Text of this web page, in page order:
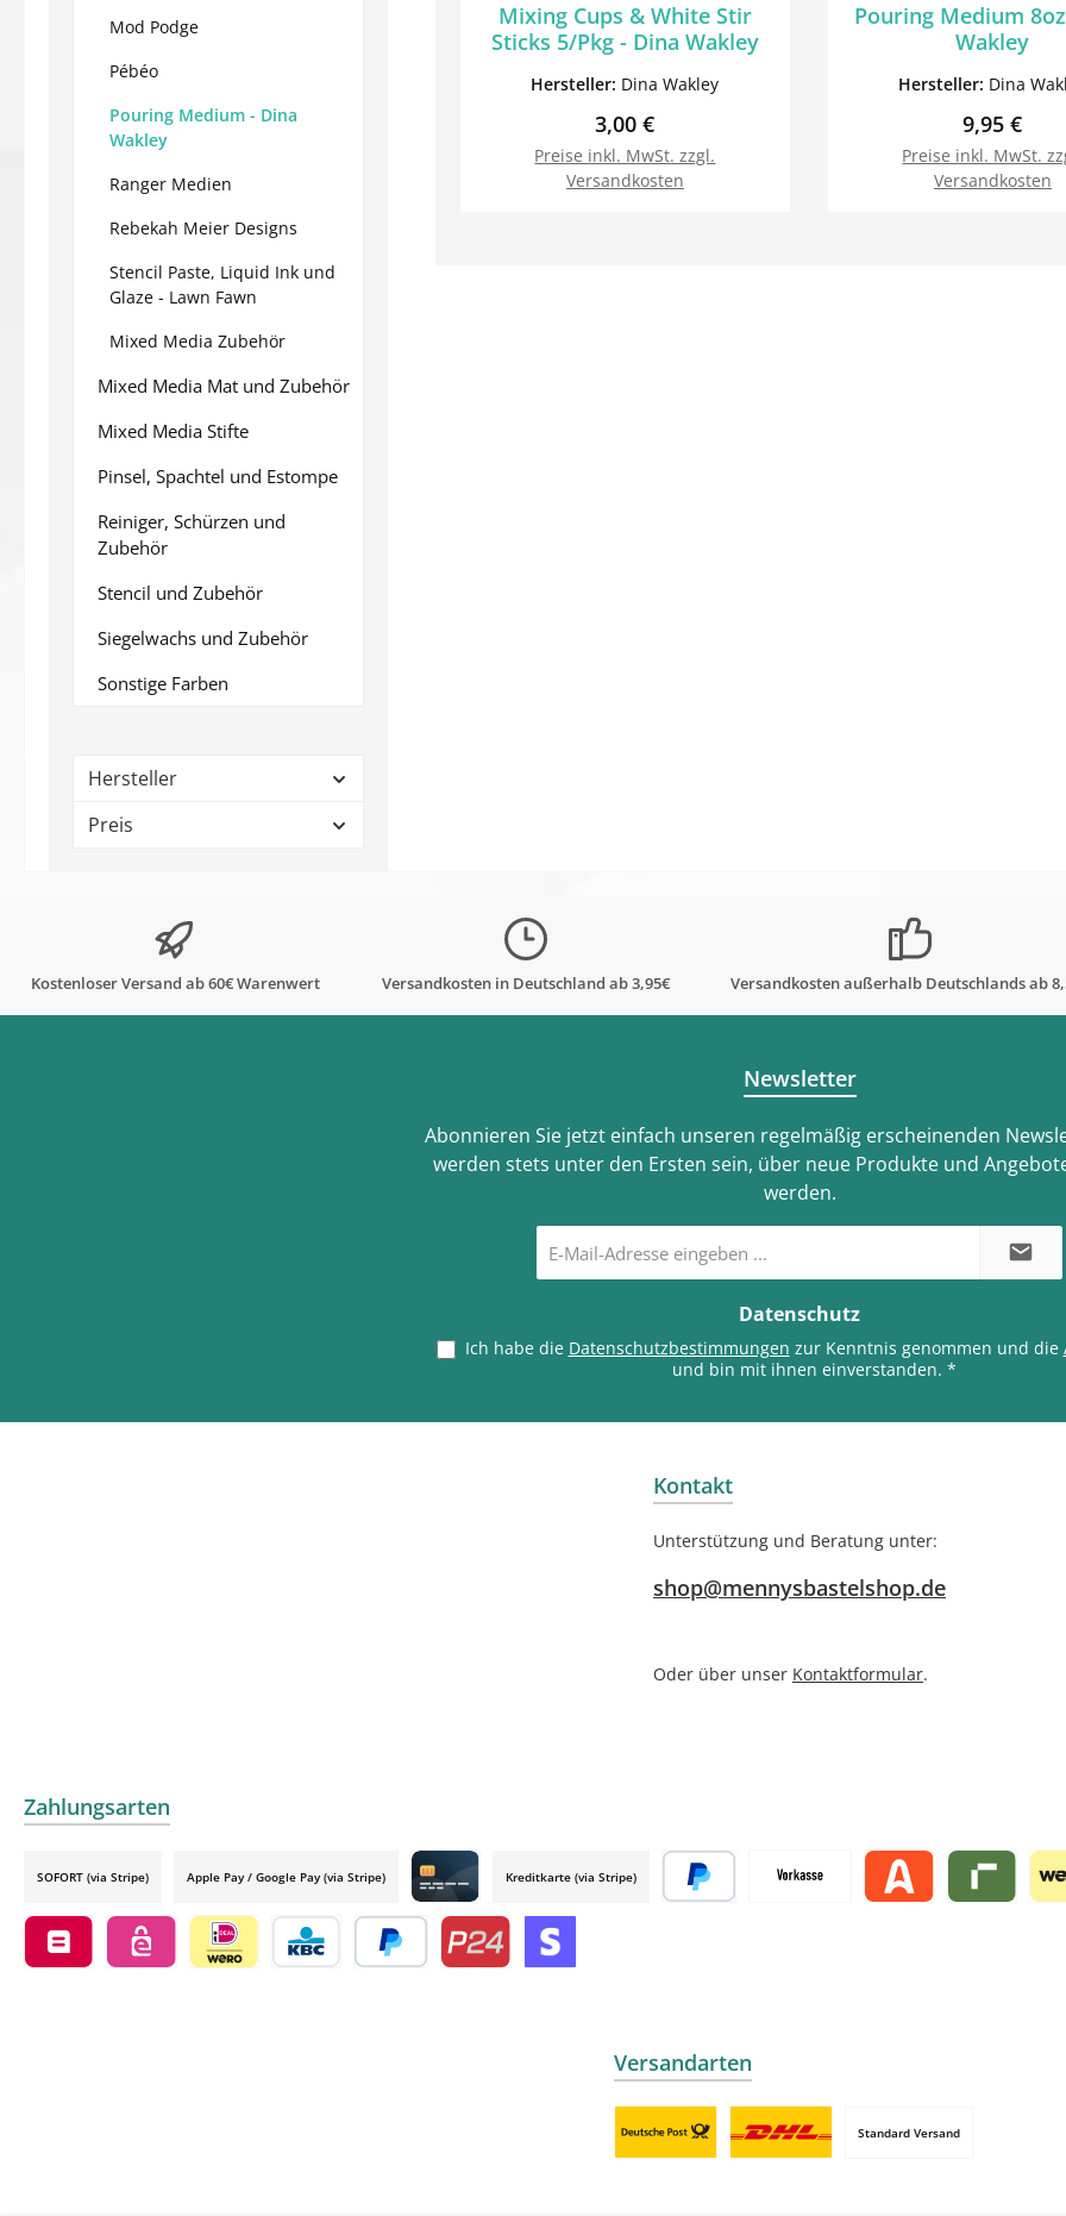
Mod Podge
Pébéo
Pouring Medium - Dina
Wakley
Ranger Medien
Rebekah Meier Designs
Stencil Paste, Liquid Ink und
Glaze - Lawn Fawn
Mixed Media Zubehör
Mixed Media Mat und Zubehör
Mixed Media Stifte
Pinsel, Spachtel und Estompe
Reiniger, Schürzen und
Zubehör
Stencil und Zubehör
Siegelwachs und Zubehör
Sonstige Farben
Hersteller
Preis
Mixing Cups & White Stir
Sticks 5/Pkg - Dina Wakley
Hersteller: Dina Wakley
Regulärer Preis:
3,00 €
Preise inkl. MwSt. zzgl.
Versandkosten
Pouring Medium
Wakley
Hersteller: Dina
Regulärer
9,95 €
Preise inkl. MwSt.
Versandkosten
Kostenloser Versand ab 60€ Warenwert Versandkosten in Deutschland ab 3,95€ Versandkosten außerhalb Deutschlands ab
Newsletter
Abonnieren Sie jetzt einfach unseren regelmäßig erscheinenden
werden stets unter den Ersten sein, über neue Produkte und
werden.
Mail-
Adresse
Datenschutz
Ich habe die Datenschutzbestimmungen zur Kenntnis genommen und die
und bin mit ihnen einverstanden. *
Kontakt
Unterstützung und Beratung unter:
shop@mennysbastelshop.de
Oder über unser Kontaktformular.
Zahlungsarten
SOFORT (via Stripe) Apple Pay / Google Pay (via Stripe)
Credit card by mollie
Kreditkarte (via Stripe)
Versandarten
Standard Versand